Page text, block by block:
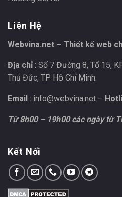
Liên Hệ
Webvina.net – Thiết kế web
Địa chỉ : Số 7 Đường 8, Tổ 15,
Thủ Đức, TP Hồ Chí Minh.
Email : info@webvina.net –
Từ 8h00 – 19h00 các ngày từ
Kết Nối